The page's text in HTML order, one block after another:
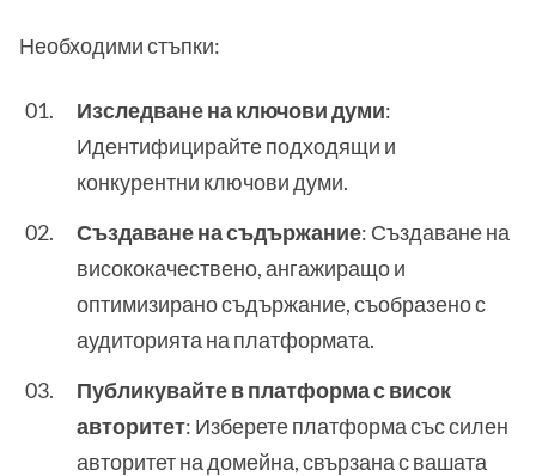
Необходими стъпки:
Изследване на ключови думи:
Идентифицирайте подходящи и
конкурентни ключови думи.
Създаване на съдържание: Създаване на
висококачествено, ангажиращо и
оптимизирано съдържание, съобразено с
аудиторията на платформата.
Публикувайте в платформа с висок
авторитет: Изберете платформа със силен
авторитет на домейна, свързана с вашата